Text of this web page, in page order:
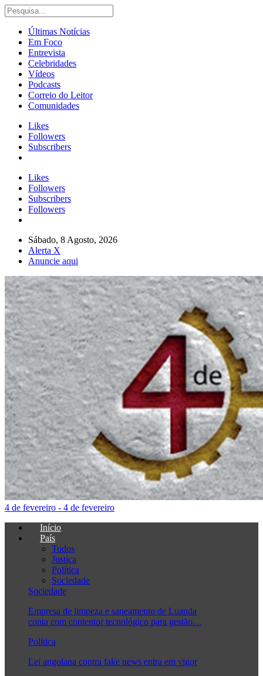
Últimas Notícias
Em Foco
Entrevista
Celebridades
Vídeos
Podcasts
Correio do Leitor
Comunidades
Likes
Followers
Subscribers
Likes
Followers
Subscribers
Followers
Sábado, 8 Agosto, 2026
Alerta X
Anuncie aqui
4 de fevereiro - 4 de fevereiro
Início
País
Todos
Justiça
Política
Sociedade
Sociedade
Empresa de limpeza e saneamento de Luanda
conta com contentor tecnológico para gestão…
Política
Lei angolana contra fake news entra em vigor